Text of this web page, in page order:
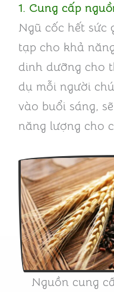
1. Cung cấp
Ngũ cốc hết sức
tạp cho khả
dinh dưỡng cho
dụ mỗi người
vào buổi sáng,
năng lượng cho
Nguồn cung